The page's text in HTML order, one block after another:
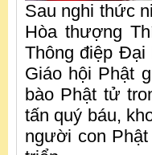
Sau nghi thức
Hòa thượng
Thông điệp
Giáo hội Phật
bào Phật tử
tấn quý báu,
người con